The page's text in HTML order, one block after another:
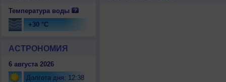
Температура воды
+30 °C
АСТРОНОМИЯ
6 августа 2026
Долгота дня: 12:38